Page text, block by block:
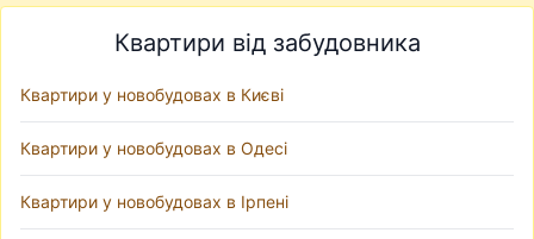
Квартири від забудовника
Квартири у новобудовах в Києві
Квартири у новобудовах в Одесі
Квартири у новобудовах в Ірпені